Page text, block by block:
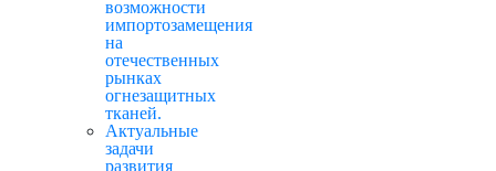
возможности
импортозамещения
на
отечественных
рынках
огнезащитных
тканей.
Актуальные
задачи
развития